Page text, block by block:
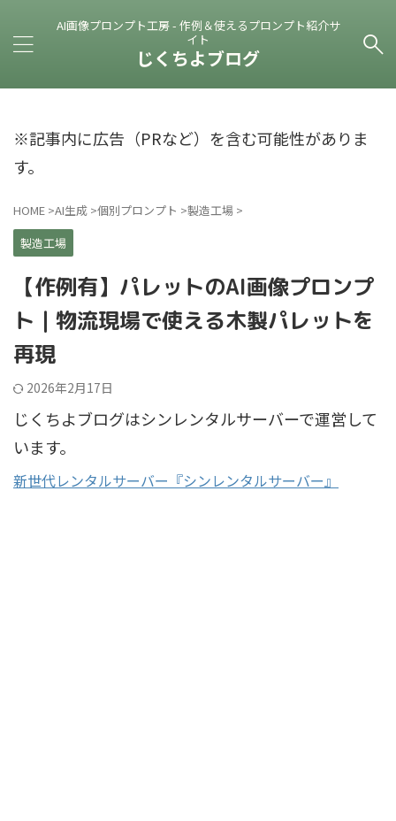
AI画像プロンプト工房 - 作例＆使えるプロンプト紹介サ
イト
じくちよブログ
※記事内に広告（PRなど）を含む可能性がありま
す。
HOME >AI生成 >個別プロンプト >製造工場 >
製造工場
【作例有】パレットのAI画像プロンプ
ト｜物流現場で使える木製パレットを
再現
2026年2月17日
じくちよブログはシンレンタルサーバーで運営して
います。
新世代レンタルサーバー『シンレンタルサーバー』